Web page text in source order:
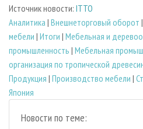
Источник новости: ITTO
Аналитика | Внешнеторговый оборот |
мебели | Итоги | Мебельная и
промышленность | Мебельная
организация по тропической
Продукция | Производство мебели |
Япония
Новости по теме: